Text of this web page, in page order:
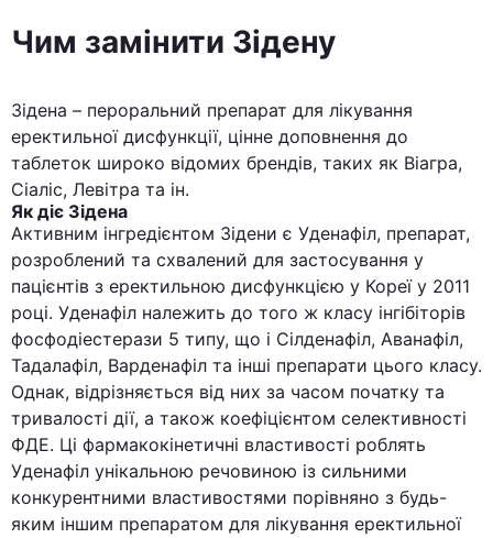
Чим замінити Зідену
Зідена – пероральний препарат для лікування
еректильної дисфункції, цінне доповнення до
таблеток широко відомих брендів, таких як Віагра,
Сіаліс, Левітра та ін.
Як діє Зідена
Активним інгредієнтом Зідени є Уденафіл, препарат,
розроблений та схвалений для застосування у
пацієнтів з еректильною дисфункцією у Кореї у 2011
році. Уденафіл належить до того ж класу інгібіторів
фосфодіестерази 5 типу, що і Сілденафіл, Аванафіл,
Тадалафіл, Варденафіл та інші препарати цього класу.
Однак, відрізняється від них за часом початку та
тривалості дії, а також коефіцієнтом селективності
ФДЕ. Ці фармакокінетичні властивості роблять
Уденафіл унікальною речовиною із сильними
конкурентними властивостями порівняно з будь-
яким іншим препаратом для лікування еректильної